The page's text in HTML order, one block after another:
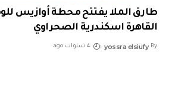
طارق الملا يفتتح محطة أوازيس
القاهرة اسكندرية الصحراوي
By
yossra elsiufy 4 سنوات ago